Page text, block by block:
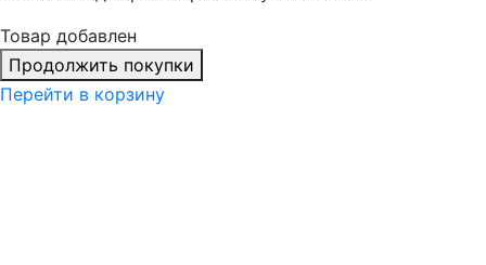
Товар добавлен
Продолжить покупки
Перейти в корзину